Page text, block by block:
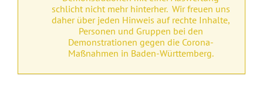
schlicht nicht mehr hinterher. Wir freuen uns
daher über jeden Hinweis auf rechte Inhalte,
Personen und Gruppen bei den
Demonstrationen gegen die Corona-
Maßnahmen in Baden-Württemberg.